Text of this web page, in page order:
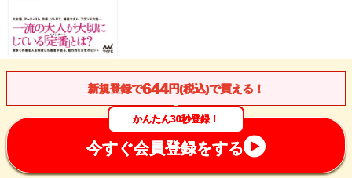
新規登録で644円(税込)で買える！
かんたん30秒登録！
今すぐ会員登録をする